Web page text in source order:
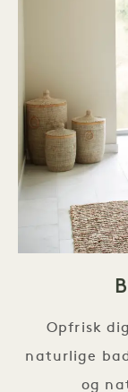
Opfrisk
naturlige
og